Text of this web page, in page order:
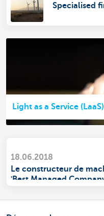
Specialised
Light as a Service (LaaS)
18.06.2018
Le constructeur de
'Best Managed